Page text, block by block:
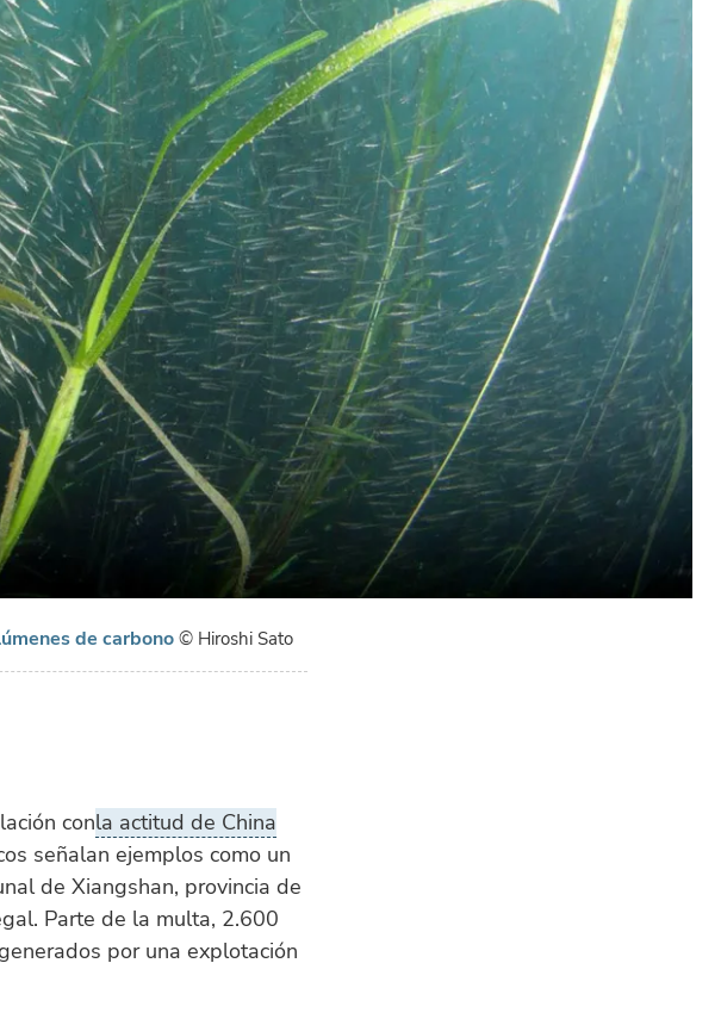
de carbono © Hiroshi Sato
conla actitud de China
señalan ejemplos como un
de Xiangshan, provincia de
Parte de la multa, 2.600
por una explotación